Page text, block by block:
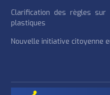
Clarification des règles
plastiques
Nouvelle initiative citoyenne